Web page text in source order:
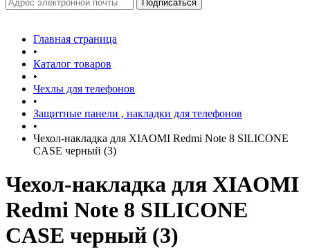
Главная страница
•
Каталог товаров
•
Чехлы для телефонов
•
Защитные панели , накладки для телефонов
•
Чехол-накладка для XIAOMI Redmi Note 8 SILICONE
CASE черный (3)
Чехол-накладка для XIAOMI
Redmi Note 8 SILICONE
CASE черный (3)